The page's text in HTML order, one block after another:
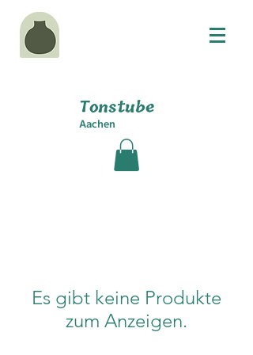
Tonstube
Aachen
Es gibt keine Produkte
zum Anzeigen.